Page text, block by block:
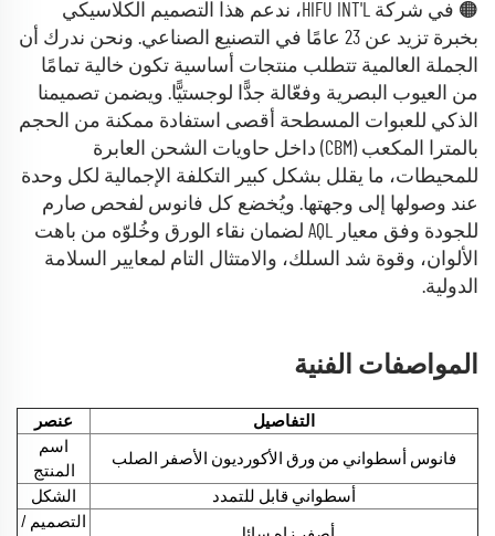
🟠 في شركة HIFU INT'L، ندعم هذا التصميم الكلاسيكي
بخبرة تزيد عن 23 عامًا في التصنيع الصناعي. ونحن ندرك أن
الجملة العالمية تتطلب منتجات أساسية تكون خالية تمامًا
من العيوب البصرية وفعّالة جدًّا لوجستيًّا. ويضمن تصميمنا
الذكي للعبوات المسطحة أقصى استفادة ممكنة من الحجم
بالمترا المكعب (CBM) داخل حاويات الشحن العابرة
للمحيطات، ما يقلل بشكل كبير التكلفة الإجمالية لكل وحدة
عند وصولها إلى وجهتها. ويُخضع كل فانوس لفحص صارم
للجودة وفق معيار AQL لضمان نقاء الورق وخُلوّه من باهت
الألوان، وقوة شد السلك، والامتثال التام لمعايير السلامة
الدولية.
المواصفات الفنية
عنصر
التفاصيل
اسم
المنتج
فانوس أسطواني من ورق الأكورديون الأصفر الصلب
الشكل
أسطواني قابل للتمدد
التصميم /